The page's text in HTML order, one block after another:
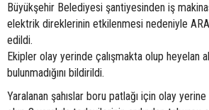
Büyükşehir Belediyesi şantiyesinden iş
elektrik direklerinin etkilenmesi nedeniyle
edildi.
Ekipler olay yerinde çalışmakta olup heyelan
bulunmadığını bildirildi.
Yaralanan şahıslar boru patlağı için olay yerine